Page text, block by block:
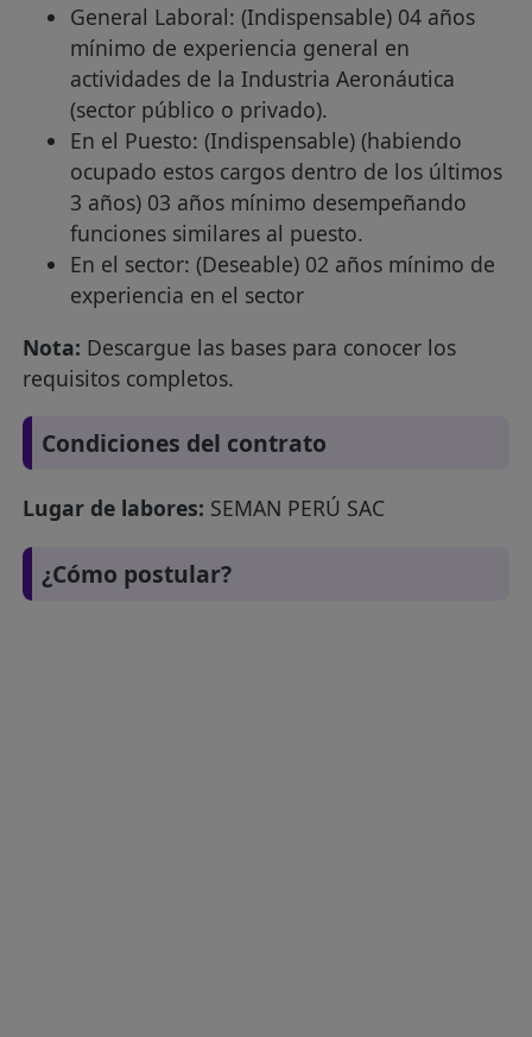
General Laboral: (Indispensable) 04 años
mínimo de experiencia general en
actividades de la Industria Aeronáutica
(sector público o privado).
En el Puesto: (Indispensable) (habiendo
ocupado estos cargos dentro de los últimos
3 años) 03 años mínimo desempeñando
funciones similares al puesto.
En el sector: (Deseable) 02 años mínimo de
experiencia en el sector
Nota: Descargue las bases para conocer los
requisitos completos.
Condiciones del contrato
Lugar de labores: SEMAN PERÚ SAC
¿Cómo postular?